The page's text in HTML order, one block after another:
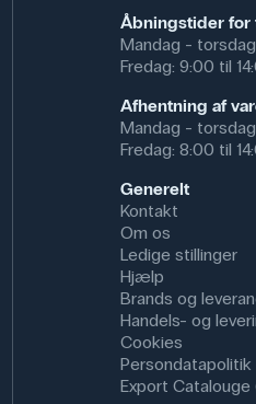
Åbningstider for
Mandag -
Fredag: 9:00 til
Afhentning af
Mandag -
Fredag: 8:00 til
Generelt
Kontakt
Om os
Ledige stillinger
Hjælp
Brands og
Handels- og
Cookies
Persondatapolitik
Export Catalouge